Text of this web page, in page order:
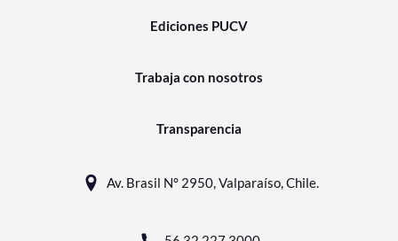
Ediciones PUCV
Trabaja con nosotros
Transparencia
Av. Brasil N° 2950, Valparaíso, Chile.